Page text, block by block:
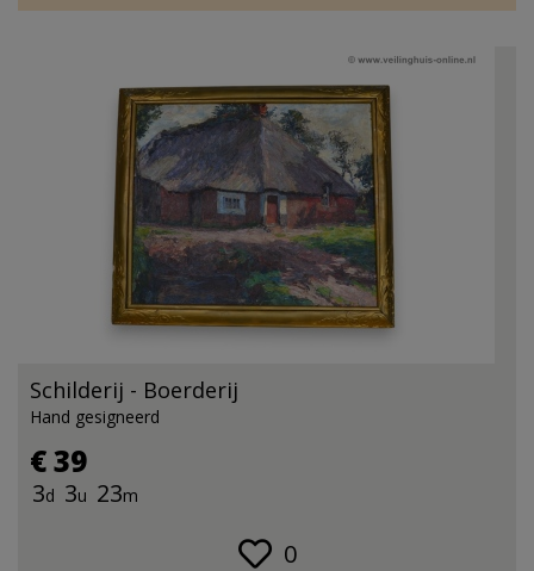
Schilderij - Boerderij
Hand gesigneerd
€ 39
3d 3u 23m
0